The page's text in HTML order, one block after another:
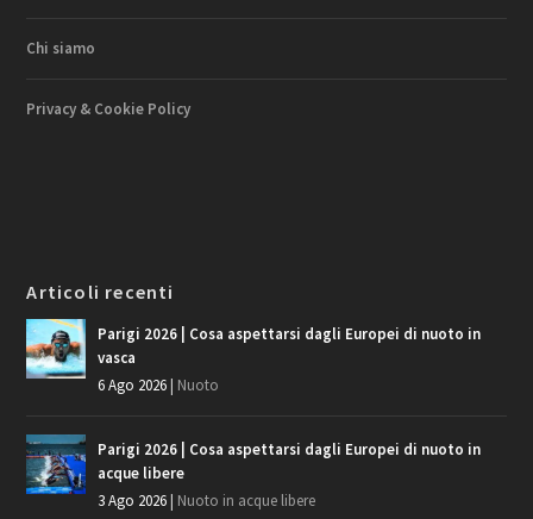
Chi siamo
Privacy & Cookie Policy
Articoli recenti
Parigi 2026 | Cosa aspettarsi dagli Europei di nuoto in
vasca
6 Ago 2026 Nuoto
Parigi 2026 | Cosa aspettarsi dagli Europei di nuoto in
acque libere
3 Ago 2026 Nuoto in acque libere